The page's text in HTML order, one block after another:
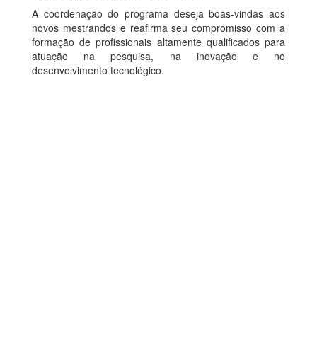
A coordenação do programa deseja boas-vindas aos
novos mestrandos e reafirma seu compromisso com a
formação de profissionais altamente qualificados para
atuação na pesquisa, na inovação e no
desenvolvimento tecnológico.